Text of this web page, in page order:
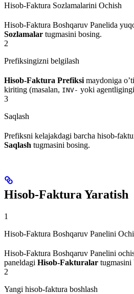
Hisob-Faktura Sozlamalarini Ochish
Hisob-Faktura Boshqaruv Panelida
Sozlamalar tugmasini bosing.
2
Prefiksingizni belgilash
Hisob-Faktura Prefiksi maydoniga
kiriting (masalan, INV- yoki
3
Saqlash
Prefiksni kelajakdagi barcha hisob-
Saqlash tugmasini bosing.
Hisob-Faktura Yaratish
1
Hisob-Faktura Boshqaruv Panelini
Hisob-Faktura Boshqaruv Panelini
paneldagi Hisob-Fakturalar tugmasini
2
Yangi hisob-faktura boshlash